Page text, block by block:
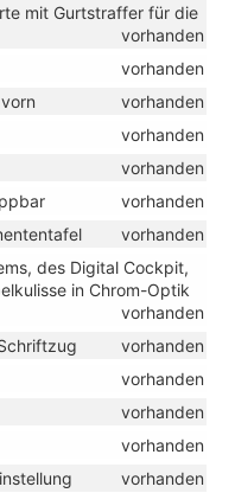
mit Gurtstraffer für die
vorhanden
vorhanden
vorhanden
vorhanden
vorhanden
vorhanden
vorhanden
des Digital Cockpit,
in Chrom-Optik
vorhanden
vorhanden
vorhanden
vorhanden
vorhanden
vorhanden